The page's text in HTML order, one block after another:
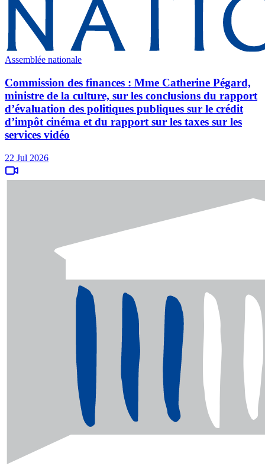
Assemblée nationale
Commission des finances : Mme Catherine Pégard,
ministre de la culture, sur les conclusions du rapport
d’évaluation des politiques publiques sur le crédit
d’impôt cinéma et du rapport sur les taxes sur les
services vidéo
22 Jul 2026